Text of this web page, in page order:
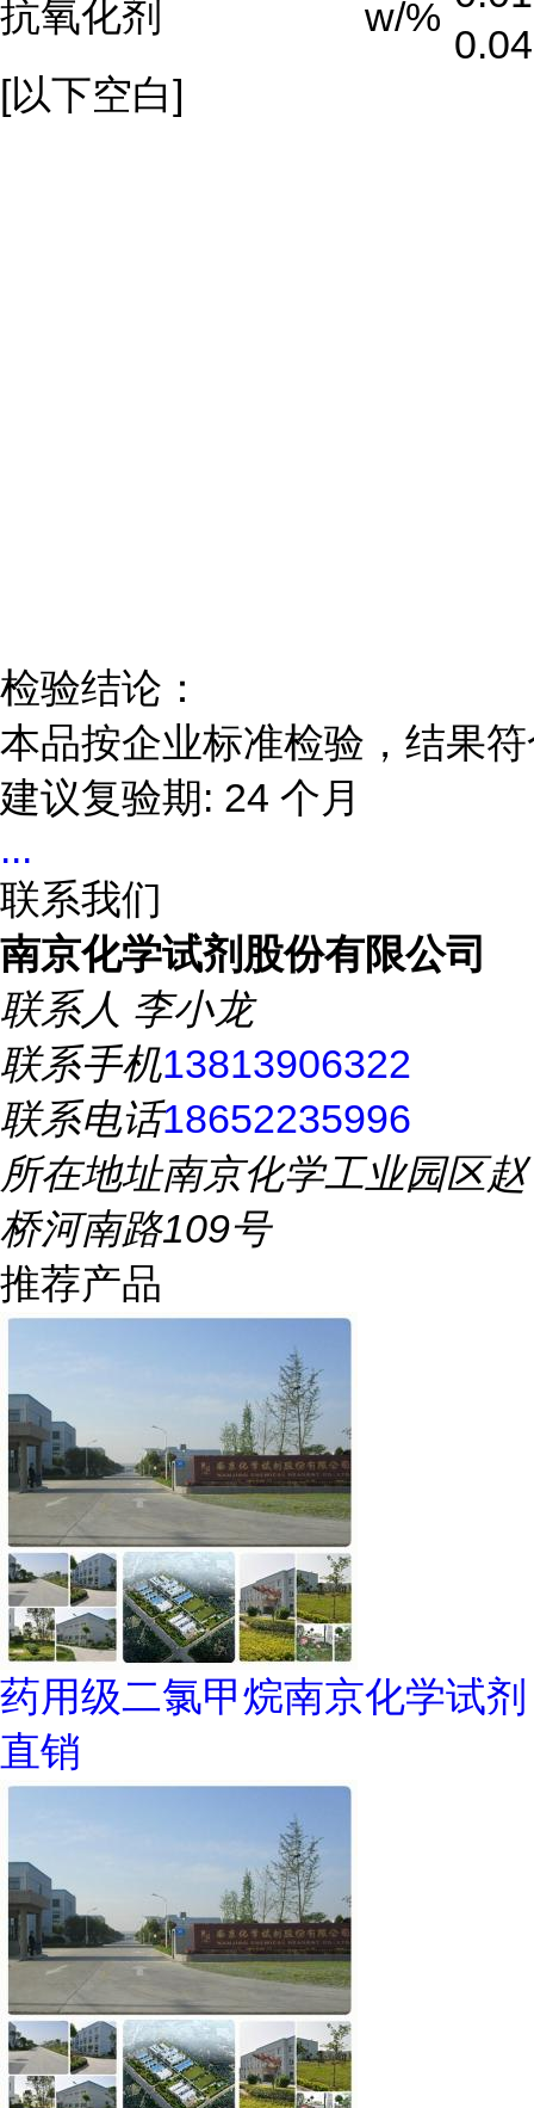
抗氧化剂 w/%
[以下空白]
检验结论：
本品按企业标准检验，结果
建议复验期: 24 个月
...
联系我们
南京化学试剂股份有限公司
联系人 李小龙
联系手机13813906322
联系电话18652235996
所在地址南京化学工业园区赵
桥河南路109号
推荐产品
药用级二氯甲烷南京化学试剂
直销